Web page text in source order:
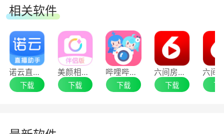
美颜插件
美白、瘦脸、滤镜应有尽有
转场移动
特效插件
相关软件
诺云直播助手
下载
美颜相机伴侣
下载
哔哩哔哩直播姬64位
下载
六间房直播伴侣32位
下载 下